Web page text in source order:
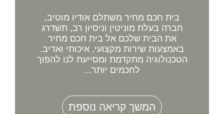
בית חכם מחיר משתלם אודיו מוטיב,
חברה בעלת מוניטין וניסיון רב, תשדרג
את הבית שלכם אל בית חכם מחיר
באמצעות שירות מקצועי, איכותי ואדיב.
הטכנולוגיה מתקדמת ומסייעת לנו להפוך
לחכמים יותר...
המשך קריאה נוספת